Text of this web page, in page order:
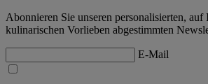
Abonnieren Sie unseren personalisierten, auf
kulinarischen Vorlieben abgestimmten
E-Mail